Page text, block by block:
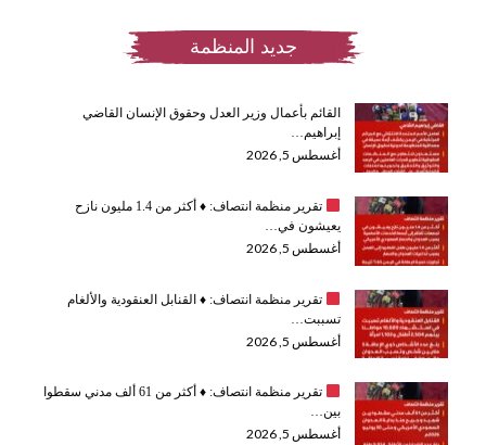
جديد المنظمة
القائم بأعمال وزير العدل وحقوق الإنسان القاضي
إبراهيم…
أغسطس 5, 2026
تقرير منظمة انتصاف: ♦️
أكثر من 1.4 مليون نازح
يعيشون في…
أغسطس 5, 2026
تقرير منظمة انتصاف: ♦️القنابل العنقودية والألغام
تسببت…
أغسطس 5, 2026
تقرير منظمة انتصاف: ♦️
أكثر من 61 ألف مدني سقطوا
بين…
أغسطس 5, 2026